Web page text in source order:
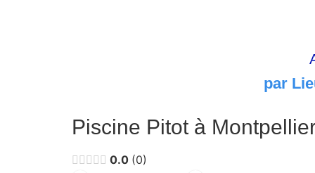
par
Piscine Pitot à
0.0 0